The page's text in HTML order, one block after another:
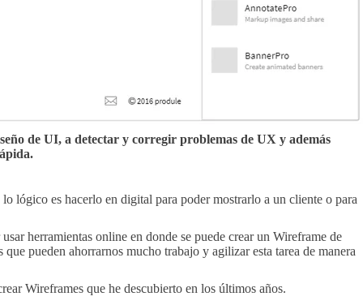
de UI, a detectar y corregir problemas de UX y además
lógico es hacerlo en digital para poder mostrarlo a un cliente o para
herramientas online en donde se puede crear un Wireframe de
pueden ahorrarnos mucho trabajo y agilizar esta tarea de manera
Wireframes que he descubierto en los últimos años.